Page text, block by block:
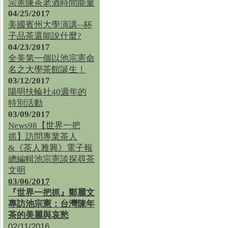
宗憲陳茶老酒時間能量
04/25/2017
美國賓州大學演講--杯
子品茶還能說什麼?
04/23/2017
全美第一個以池宗憲命
名之大學茶館誕生！
03/12/2017
陽明扶輪社40週年的
特別活動
03/09/2017
News98【世界一把
抓】訪問專業茶人
&《茶人雅興》電子報
總編輯池宗憲談探尋茶
文明
03/06/2017
『世界一把抓』鄭麗文
專訪池宗憲：台灣陳年
茶的美麗與哀愁